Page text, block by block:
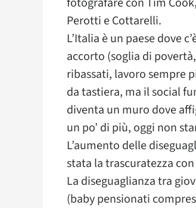
Perotti e Cottarelli.
L’Italia è un paese dove
accorto (soglia di
ribassati, lavoro sempre
da tastiera, ma il social
diventa un muro dove
un po’ di più, oggi non
L’aumento delle
stata la trascuratezza
La diseguaglianza tra
(baby pensionati